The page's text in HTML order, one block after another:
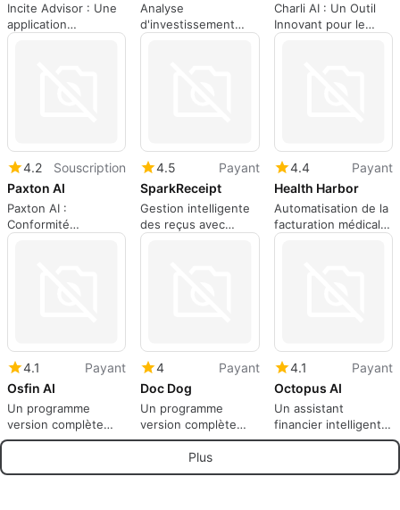
Incite Advisor : Une
application
d'investissement
Analyse
d'investissement
avec Fineas.Ai
Charli AI : Un Outil
Innovant pour le
Secteur Financier
4.2
Souscription
Paxton AI
Paxton AI :
Conformité
réglementaire
4.5
Payant
SparkReceipt
Gestion intelligente
des reçus avec
SparkReceipt
4.4
Payant
Health Harbor
Automatisation de la
facturation médicale
simplifiée
4.1
Payant
Osfin AI
Un programme
version complète
pour les applications
4
Payant
Doc Dog
Un programme
version complète
pour les applications
Web, par intelgic.
4.1
Payant
Octopus AI
Un assistant
financier intelligent
pour les entreprises
Plus